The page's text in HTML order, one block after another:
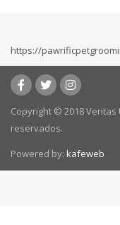
https://
Copyright © 2018 Ventas
reservados.
Powered by: kafeweb